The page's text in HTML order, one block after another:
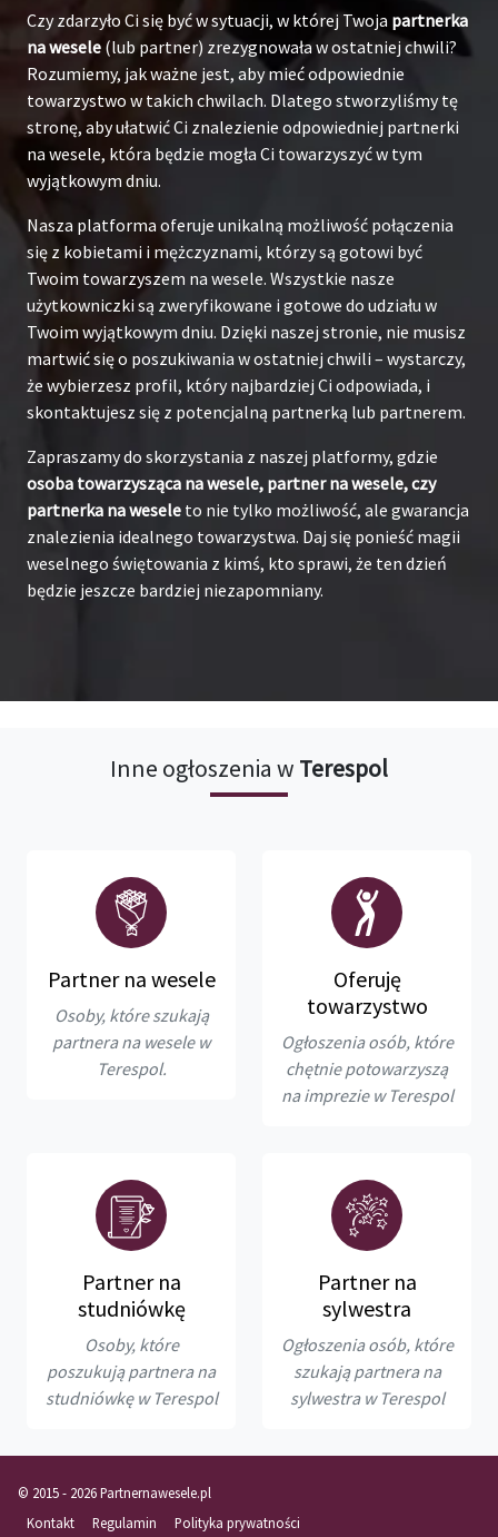
Czy zdarzyło Ci się być w sytuacji, w której Twoja partnerka
na wesele (lub partner) zrezygnowała w ostatniej chwili?
Rozumiemy, jak ważne jest, aby mieć odpowiednie
towarzystwo w takich chwilach. Dlatego stworzyliśmy tę
stronę, aby ułatwić Ci znalezienie odpowiedniej partnerki
na wesele, która będzie mogła Ci towarzyszyć w tym
wyjątkowym dniu.
Nasza platforma oferuje unikalną możliwość połączenia
się z kobietami i mężczyznami, którzy są gotowi być
Twoim towarzyszem na wesele. Wszystkie nasze
użytkowniczki są zweryfikowane i gotowe do udziału w
Twoim wyjątkowym dniu. Dzięki naszej stronie, nie musisz
martwić się o poszukiwania w ostatniej chwili – wystarczy,
że wybierzesz profil, który najbardziej Ci odpowiada, i
skontaktujesz się z potencjalną partnerką lub partnerem.
Zapraszamy do skorzystania z naszej platformy, gdzie
osoba towarzysząca na wesele, partner na wesele, czy
partnerka na wesele to nie tylko możliwość, ale gwarancja
znalezienia idealnego towarzystwa. Daj się ponieść magii
weselnego świętowania z kimś, kto sprawi, że ten dzień
będzie jeszcze bardziej niezapomniany.
Inne ogłoszenia w Terespol
Partner na wesele
Osoby, które szukają
partnera na wesele w
Terespol.
Oferuję
towarzystwo
Ogłoszenia osób, które
chętnie potowarzyszą
na imprezie w Terespol
Partner na
studniówkę
Osoby, które
poszukują partnera na
studniówkę w Terespol
Partner na
sylwestra
Ogłoszenia osób, które
szukają partnera na
sylwestra w Terespol
© 2015 - 2026 Partnernawesele.pl
Kontakt
Regulamin Polityka prywatności